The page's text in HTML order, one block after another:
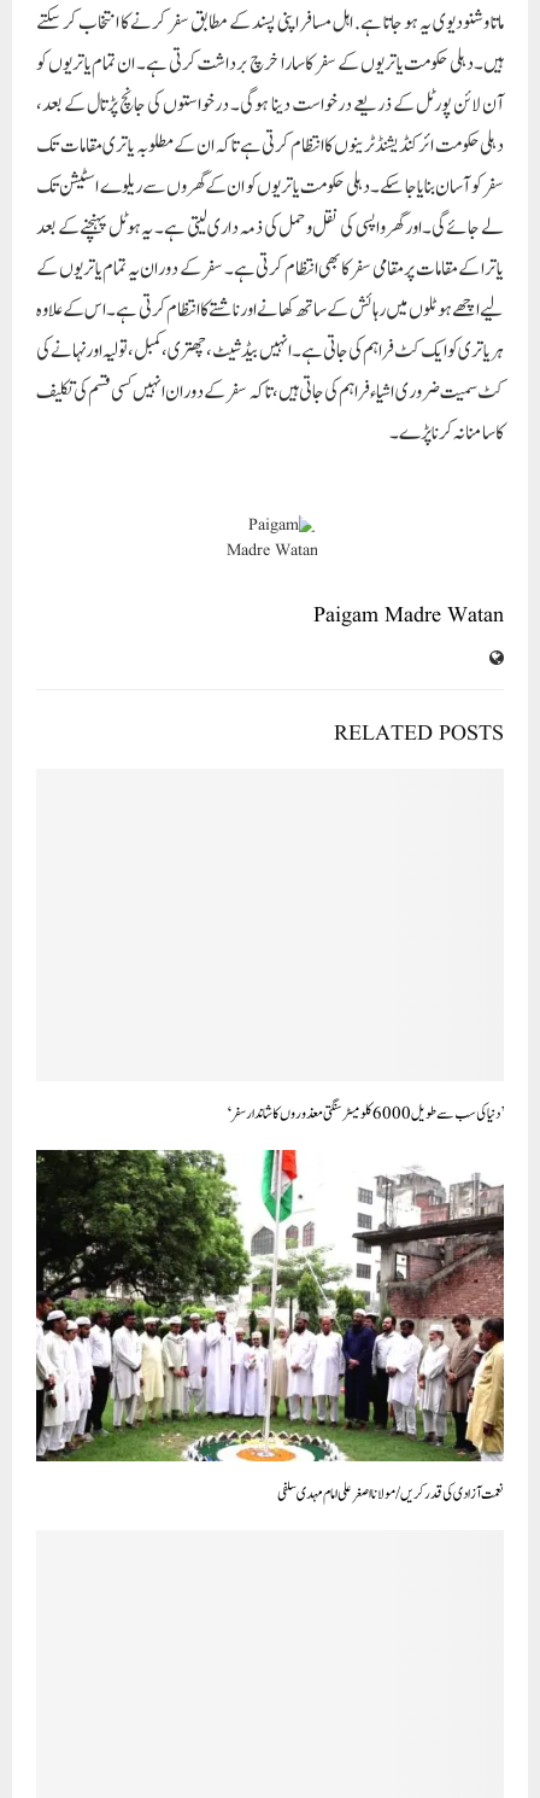
ماتا وشنودیوی یہ ہو جاتا ہے. اہل مسافر اپنی پسند کے مطابق سفر کرنے کا انتخاب کر سکتے
ہیں۔دہلی حکومت یاتریوں کے سفر کا سارا خرچ برداشت کرتی ہے۔ ان تمام یاتریوں کو
آن لائن پورٹل کے ذریعے درخواست دینا ہوگی۔ درخواستوں کی جانچ پڑتال کے بعد،
دہلی حکومت ائرکنڈیشنڈ ٹرینوں کا انتظام کرتی ہے تاکہ ان کے مطلوبہ یاتری مقامات تک
سفر کو آسان بنایا جا سکے۔ دہلی حکومت یاتریوں کو ان کے گھروں سے ریلوے اسٹیشن تک
لے جائے گی۔اور گھر واپسی کی نقل و حمل کی ذمہ داری لیتی ہے۔ یہ ہوٹل پہنچنے کے بعد
یاترا کے مقامات پر مقامی سفر کا بھی انتظام کرتی ہے۔ سفر کے دوران یہ تمام یاتریوں کے
لیے اچھے ہوٹلوں میں رہائش کے ساتھ کھانے اور ناشتے کا انتظام کرتی ہے۔ اس کے علاوہ
ہر یاتری کو ایک کٹ فراہم کی جاتی ہے۔انہیں بیڈ شیٹ، چھتری، کمبل، تولیہ اور نہانے کی
کٹ سمیت ضروری اشیاء فراہم کی جاتی ہیں، تاکہ سفر کے دوران انہیں کسی قسم کی تکلیف
کا سامنا نہ کرنا پڑے۔
Paigam Madre Watan
RELATED POSTS
’دنیا کی سب سے طویل 6000 کلو میٹر سنگتی معذوروں کا شاندار سفر‘
نعمت آزادی کی قدر کریں/مولانا اصغر علی امام مہدی سلفی